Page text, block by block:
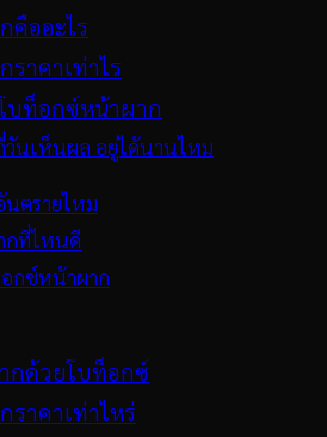
คืออะไร
าคาเท่าไร
บท็อกซ์หน้าผาก
นเห็นผล อยู่ได้นานไหม
ตรายไหม
กที่ไหนดี
กซ์หน้าผาก
กด้วยโบท็อกซ์
าคาเท่าไหร่